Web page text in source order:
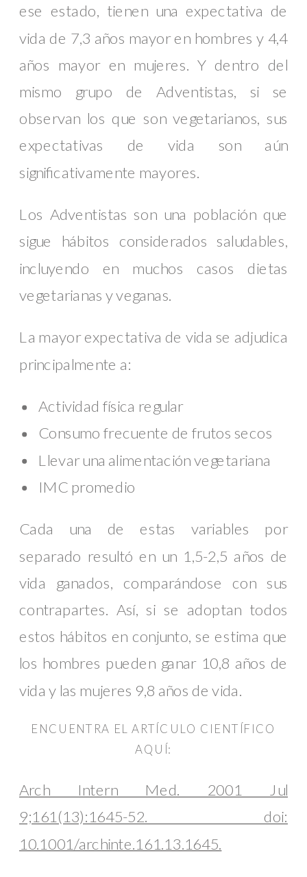
ese estado, tienen una expectativa de
vida de 7,3 años mayor en hombres y 4,4
años mayor en mujeres. Y dentro del
mismo grupo de Adventistas, si se
observan los que son vegetarianos, sus
expectativas de vida son aún
significativamente mayores.
Los Adventistas son una población que
sigue hábitos considerados saludables,
incluyendo en muchos casos dietas
vegetarianas y veganas.
La mayor expectativa de vida se adjudica
principalmente a:
Actividad física regular
Consumo frecuente de frutos secos
Llevar una alimentación vegetariana
IMC promedio
Cada una de estas variables por
separado resultó en un 1,5-2,5 años de
vida ganados, comparándose con sus
contrapartes. Así, si se adoptan todos
estos hábitos en conjunto, se estima que
los hombres pueden ganar 10,8 años de
vida y las mujeres 9,8 años de vida.
ENCUENTRA EL ARTÍCULO CIENTÍFICO
AQUÍ:
Arch Intern Med. 2001 Jul
9;161(13):1645-52. doi:
10.1001/archinte.161.13.1645.